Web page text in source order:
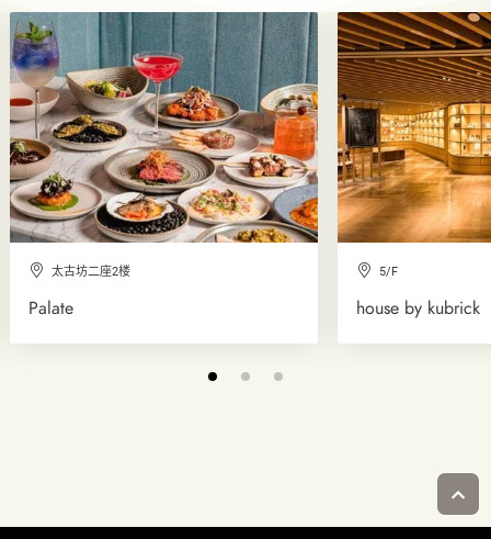
太古坊二座2楼
Palate
5/F
house by kubrick